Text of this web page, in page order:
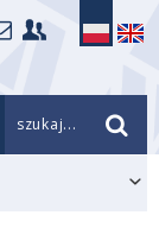
szukaj...